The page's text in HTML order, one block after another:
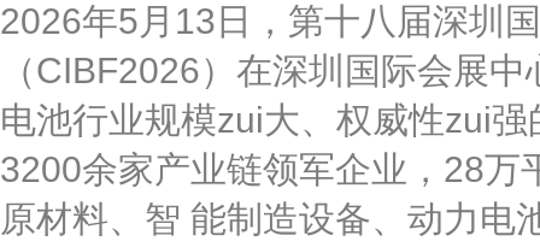
2026年5月13日，第十八届深圳
（CIBF2026）在深圳国际会展
电池行业规模zui大、权威性zui
3200余家产业链领军企业，28万
原材料、智 能制造设备、动力电